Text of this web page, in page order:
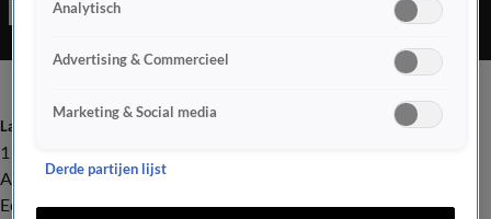
De politie gaat uit van brandstichting en doet uitgebreid
Laatste nieuws
112
Advies & Tips
Economie
Analytisch
Advertising & Commercieel
Marketing & Social media
Derde partijen lijst